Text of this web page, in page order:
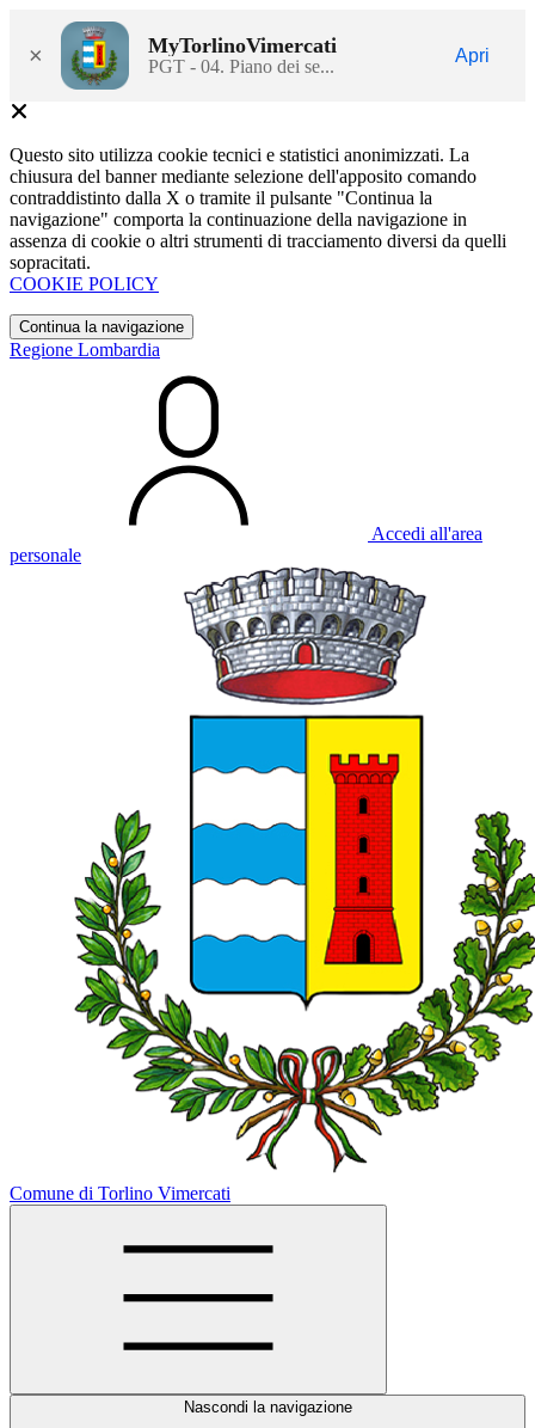
× MyTorlinoVimercati
PGT - 04. Piano dei se...
Apri
Questo sito utilizza cookie tecnici e statistici anonimizzati. La
chiusura del banner mediante selezione dell'apposito comando
contraddistinto dalla X o tramite il pulsante "Continua la
navigazione" comporta la continuazione della navigazione in
assenza di cookie o altri strumenti di tracciamento diversi da quelli
sopracitati.
COOKIE POLICY
Continua la navigazione
Regione Lombardia
Accedi all'area
personale
Comune di Torlino Vimercati
Nascondi la navigazione